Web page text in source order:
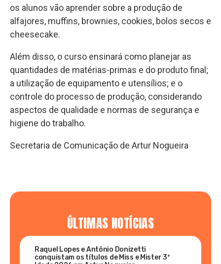
os alunos vão aprender sobre a produção de
alfajores, muffins, brownies, cookies, bolos secos e
cheesecake.
Além disso, o curso ensinará como planejar as
quantidades de matérias-primas e do produto final;
a utilização de equipamento e utensílios; e o
controle do processo de produção, considerando
aspectos de qualidade e normas de segurança e
higiene do trabalho.
Secretaria de Comunicação de Artur Nogueira
ÚLTIMAS NOTÍCIAS
Raquel Lopes e Antônio Donizetti
conquistam os títulos de Miss e Mister 3ª